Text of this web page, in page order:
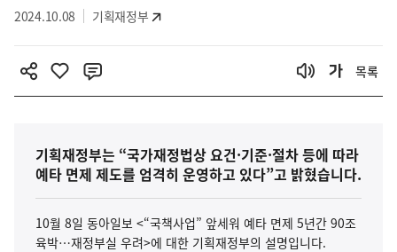
2024.10.08 기획재정부
목록
기획재정부는 “국가재정법상 요건·기준·절차 등에 따라
예타 면제 제도를 엄격히 운영하고 있다”고 밝혔습니다.
10월 8일 동아일보 <“국책사업” 앞세워 예타 면제 5년간 90조
육박…재정부실 우려>에 대한 기획재정부의 설명입니다.